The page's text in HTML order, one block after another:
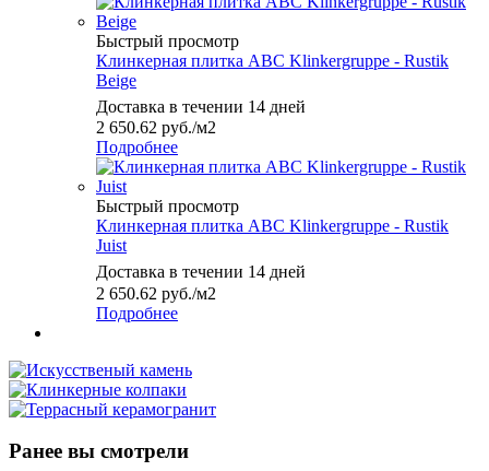
Быстрый просмотр
Клинкерная плитка ABC Klinkergruppe - Rustik
Beige
Доставка в течении 14 дней
2 650.62 руб./м2
Подробнее
Быстрый просмотр
Клинкерная плитка ABC Klinkergruppe - Rustik
Juist
Доставка в течении 14 дней
2 650.62 руб./м2
Подробнее
Ранее вы смотрели